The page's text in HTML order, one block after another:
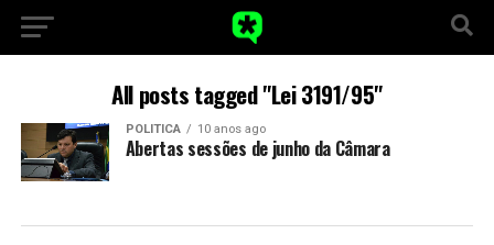
All posts tagged "Lei 3191/95"
POLITICA 10 anos ago
Abertas sessões de junho da Câmara